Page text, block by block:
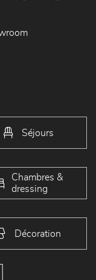
Séjours
Chambres &
dressing
Décoration